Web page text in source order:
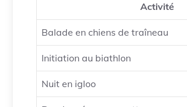
Activité
Balade en chiens de traîneau
Initiation au biathlon
Nuit en igloo